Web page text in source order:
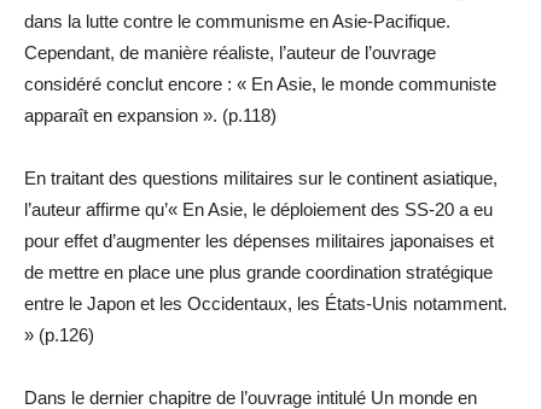
dans la lutte contre le communisme en Asie-Pacifique.
Cependant, de manière réaliste, l’auteur de l’ouvrage
considéré conclut encore : « En Asie, le monde communiste
apparaît en expansion ». (p.118)
En traitant des questions militaires sur le continent asiatique,
l’auteur affirme qu’« En Asie, le déploiement des SS-20 a eu
pour effet d’augmenter les dépenses militaires japonaises et
de mettre en place une plus grande coordination stratégique
entre le Japon et les Occidentaux, les États-Unis notamment.
» (p.126)
Dans le dernier chapitre de l’ouvrage intitulé Un monde en